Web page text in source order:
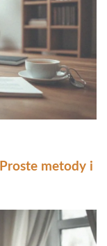
metody i